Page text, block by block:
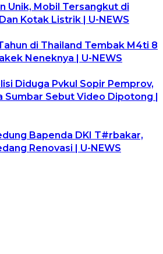
Unik, Mobil Tersangkut di
Kotak Listrik | U-NEWS
di Thailand Tembak M4ti 8
Neneknya | U-NEWS
Diduga Pvkul Sopir Pemprov,
Sumbar Sebut Video Dipotong |
Bapenda DKI T#rbakar,
Renovasi | U-NEWS